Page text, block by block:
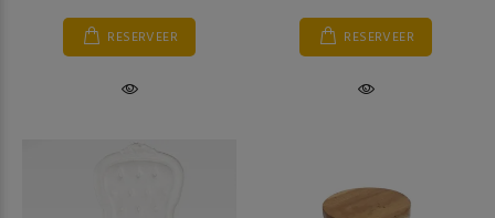
RESERVEER RESERVEER